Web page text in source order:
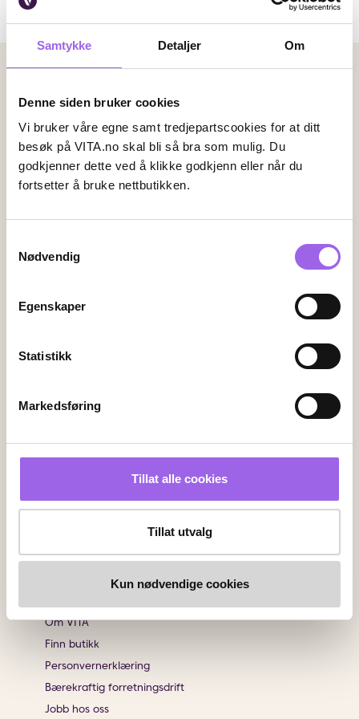
Samtykke Detaljer Om
Denne siden bruker cookies
Vi bruker våre egne samt tredjepartscookies for at ditt
besøk på VITA.no skal bli så bra som mulig. Du
godkjenner dette ved å klikke godkjenn eller når du
fortsetter å bruke nettbutikken.
Nødvendig
Egenskaper
Statistikk
Markedsføring
Tillat alle cookies
Tillat utvalg
Kun nødvendige cookies
Betalingsmetoder
Leveringsalternativer
Vi leverer med
Kontakt oss
Frakt og retur
Sjekk saldo på ditt gavekort
Klikk & Hent
Brukeromtaler
Om VITA
Finn butikk
Personvernerklæring
Bærekraftig forretningsdrift
Jobb hos oss